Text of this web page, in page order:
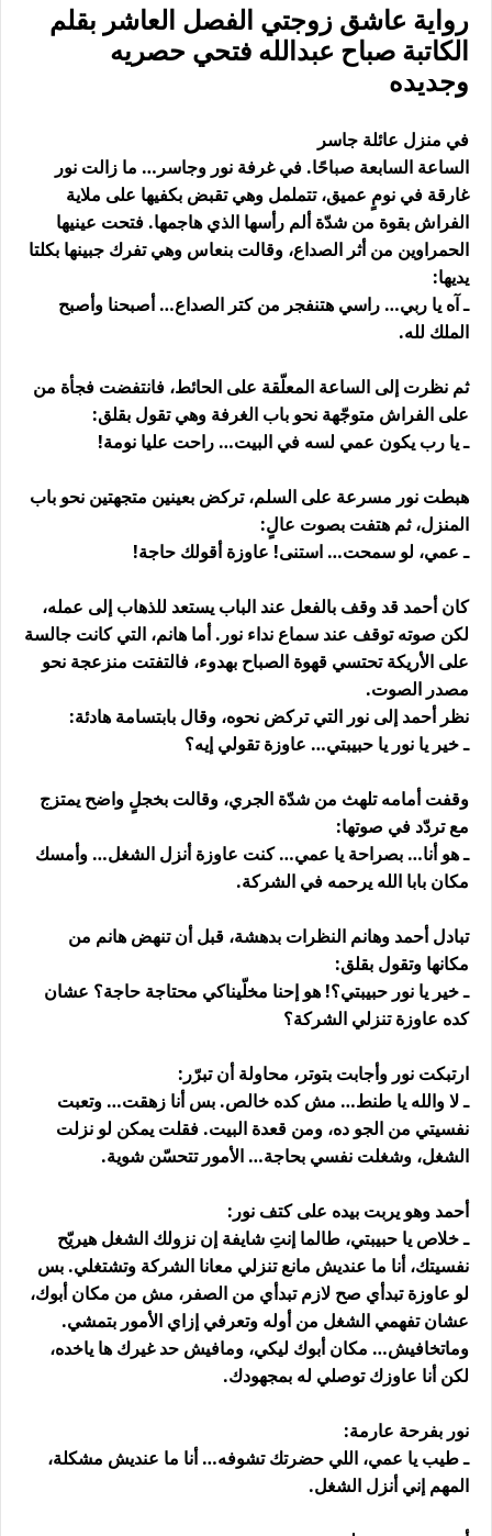
رواية عاشق زوجتي الفصل العاشر بقلم
الكاتبة صباح عبدالله فتحي حصريه
وجديده
في منزل عائلة جاسر
الساعة السابعة صباحًا. في غرفة نور وجاسر… ما زالت نور
غارقة في نومٍ عميق، تتململ وهي تقبض بكفيها على ملاية
الفراش بقوة من شدّة ألم رأسها الذي هاجمها. فتحت عينيها
الحمراوين من أثر الصداع، وقالت بنعاس وهي تفرك جبينها بكلتا
يديها:
ـ آه يا ربي… راسي هتنفجر من كتر الصداع… أصبحنا وأصبح
الملك لله.
ثم نظرت إلى الساعة المعلّقة على الحائط، فانتفضت فجأة من
على الفراش متوجّهة نحو باب الغرفة وهي تقول بقلق:
ـ يا رب يكون عمي لسه في البيت… راحت عليا نومة!
هبطت نور مسرعة على السلم، تركض بعينين متجهتين نحو باب
المنزل، ثم هتفت بصوت عالٍ:
ـ عمي، لو سمحت… استنى! عاوزة أقولك حاجة!
كان أحمد قد وقف بالفعل عند الباب يستعد للذهاب إلى عمله،
لكن صوته توقف عند سماع نداء نور. أما هانم، التي كانت جالسة
على الأريكة تحتسي قهوة الصباح بهدوء، فالتفتت منزعجة نحو
مصدر الصوت.
نظر أحمد إلى نور التي تركض نحوه، وقال بابتسامة هادئة:
ـ خير يا نور يا حبيبتي… عاوزة تقولي إيه؟
وقفت أمامه تلهث من شدّة الجري، وقالت بخجلٍ واضح يمتزج
مع تردّد في صوتها:
ـ هو أنا… بصراحة يا عمي… كنت عاوزة أنزل الشغل… وأمسك
مكان بابا الله يرحمه في الشركة.
تبادل أحمد وهانم النظرات بدهشة، قبل أن تنهض هانم من
مكانها وتقول بقلق:
ـ خير يا نور حبيبتي؟! هو إحنا مخلّيناكي محتاجة حاجة؟ عشان
كده عاوزة تنزلي الشركة؟
ارتبكت نور وأجابت بتوتر، محاولة أن تبرّر:
ـ لا والله يا طنط… مش كده خالص. بس أنا زهقت… وتعبت
نفسيتي من الجو ده، ومن قعدة البيت. فقلت يمكن لو نزلت
الشغل، وشغلت نفسي بحاجة… الأمور تتحسّن شوية.
أحمد وهو يربت بيده على كتف نور:
ـ خلاص يا حبيبتي، طالما إنتِ شايفة إن نزولك الشغل هيريّح
نفسيتك، أنا ما عنديش مانع تنزلي معانا الشركة وتشتغلي. بس
لو عاوزة تبدأي صح لازم تبدأي من الصفر، مش من مكان أبوك،
عشان تفهمي الشغل من أوله وتعرفي إزاي الأمور بتمشي.
وماتخافيش… مكان أبوك ليكي، ومافيش حد غيرك ها ياخده،
لكن أنا عاوزك توصلي له بمجهودك.
نور بفرحة عارمة:
ـ طيب يا عمي، اللي حضرتك تشوفه… أنا ما عنديش مشكلة،
المهم إني أنزل الشغل.